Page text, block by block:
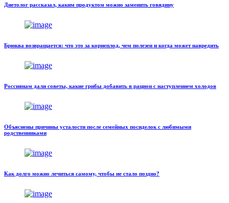
Диетолог рассказал, каким продуктом можно заменить говядину
Брюква возвращается: что это за корнеплод, чем полезен и когда может навредить
Россиянам дали советы, какие грибы добавить в рацион с наступлением холодов
Объяснены причины усталости после семейных посиделок с любимыми
родственниками
Как долго можно лечиться самому, чтобы не стало поздно?